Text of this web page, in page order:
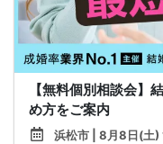
【無料個別相談会】
め方をご案内
浜松市 | 8月8日(土